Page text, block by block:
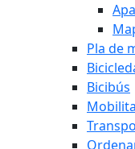
Pla de
Bicibús